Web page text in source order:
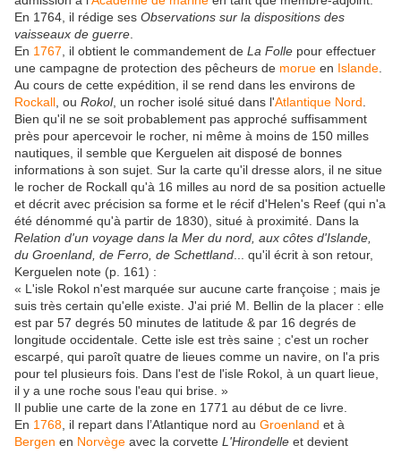
En 1764, il rédige ses Observations sur la dispositions des
vaisseaux de guerre
En 1767 , il obtient le commandement de La Folle pour effectuer
une campagne de protection des pêcheurs de morue en Islande
Au cours de cette expédition, il se rend dans les environs de
Rockall , ou Rokol, un rocher isolé situé dans l'Atlantique Nord
Bien qu'il ne se soit probablement pas approché suffisamment
près pour apercevoir le rocher, ni même à moins de 150 milles
nautiques, il semble que Kerguelen ait disposé de bonnes
informations à son sujet. Sur la carte qu'il dresse alors, il ne situe
le rocher de Rockall qu'à 16 milles au nord de sa position actuelle
et décrit avec précision sa forme et le récif d'Helen's Reef (qui n'a
été dénommé qu'à partir de 1830), situé à proximité. Dans la
Relation d'un voyage dans la Mer du nord, aux côtes d'Islande,
du Groenland, de Ferro, de Schettland ... qu'il écrit à son retour,
Kerguelen note (p. 161) :
« L'isle Rokol n'est marquée sur aucune carte françoise ; mais je
suis très certain qu'elle existe. J'ai prié M. Bellin de la placer : elle
est par 57 degrés 50 minutes de latitude & par 16 degrés de
longitude occidentale. Cette isle est très saine ; c'est un rocher
escarpé, qui paroît quatre de lieues comme un navire, on l'a pris
pour tel plusieurs fois. Dans l'est de l'isle Rokol, à un quart lieue,
il y a une roche sous l'eau qui brise. »
Il publie une carte de la zone en 1771 au début de ce livre.
En 1768 , il repart dans l’Atlantique nord au Groenland et à
Bergen en Norvège avec la corvette L'Hirondelle et devient